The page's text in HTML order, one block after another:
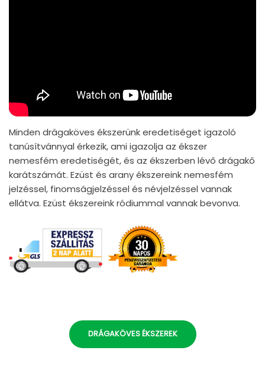
Minden drágaköves ékszerünk eredetiséget igazoló
tanúsítvánnyal érkezik, ami igazolja az ékszer
nemesfém eredetiségét, és az ékszerben lévő drágakő
karátszámát. Ezüst és arany ékszereink nemesfém
jelzéssel, finomságjelzéssel és névjelzéssel vannak
ellátva. Ezüst ékszereink ródiummal vannak bevonva.
DRÁGAKÖVES ÉKSZEREK